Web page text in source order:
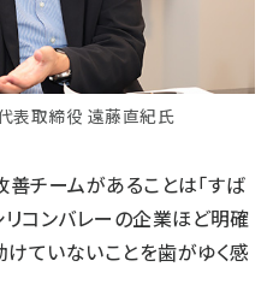
表取締役 遠藤直紀氏
チームがあることは「すば
リコンバレーの企業ほど明確
ていないことを歯がゆく感